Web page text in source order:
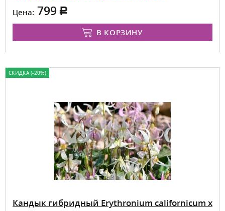
Цена: 799
В КОРЗИНУ
СКИДКА (-20%)
Кандык гибридный Erythronium californicum x